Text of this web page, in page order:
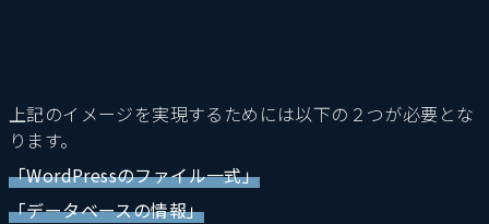
上記のイメージを実現するためには以下の２つが必要とな
ります。
「WordPressのファイル一式」
「データベースの情報」